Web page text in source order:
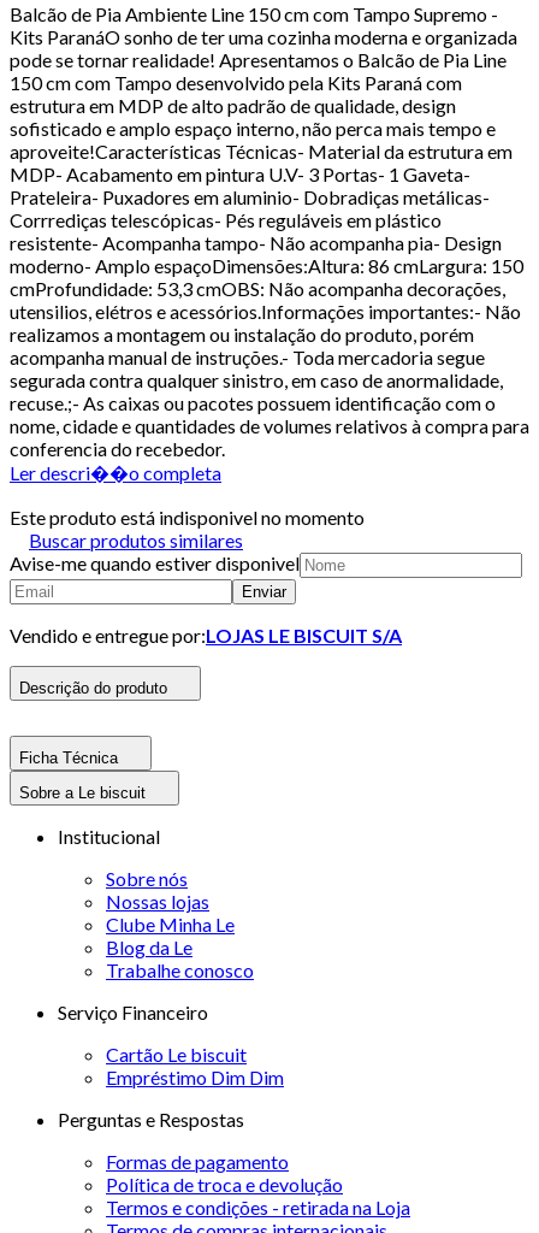
Balcão de Pia Ambiente Line 150 cm com Tampo Supremo -
Kits ParanáO sonho de ter uma cozinha moderna e organizada
pode se tornar realidade! Apresentamos o Balcão de Pia Line
150 cm com Tampo desenvolvido pela Kits Paraná com
estrutura em MDP de alto padrão de qualidade, design
sofisticado e amplo espaço interno, não perca mais tempo e
aproveite!Características Técnicas- Material da estrutura em
MDP- Acabamento em pintura U.V- 3 Portas- 1 Gaveta-
Prateleira- Puxadores em aluminio- Dobradiças metálicas-
Corrrediças telescópicas- Pés reguláveis em plástico
resistente- Acompanha tampo- Não acompanha pia- Design
moderno- Amplo espaçoDimensões:Altura: 86 cmLargura: 150
cmProfundidade: 53,3 cmOBS: Não acompanha decorações,
utensilios, elétros e acessórios.Informações importantes:- Não
realizamos a montagem ou instalação do produto, porém
acompanha manual de instruções.- Toda mercadoria segue
segurada contra qualquer sinistro, em caso de anormalidade,
recuse.;- As caixas ou pacotes possuem identificação com o
nome, cidade e quantidades de volumes relativos à compra para
conferencia do recebedor.
Ler descri��o completa
Este produto está indisponivel no momento
Buscar produtos similares
Avise-me quando estiver disponivel
Enviar
Vendido e entregue por:LOJAS LE BISCUIT S/A
Descrição do produto
Ficha Técnica
Sobre a Le biscuit
Institucional
Sobre nós
Nossas lojas
Clube Minha Le
Blog da Le
Trabalhe conosco
Serviço Financeiro
Cartão Le biscuit
Empréstimo Dim Dim
Perguntas e Respostas
Formas de pagamento
Política de troca e devolução
Termos e condições - retirada na Loja